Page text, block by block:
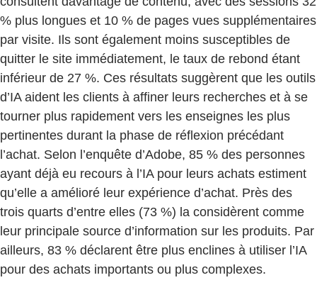
% plus longues et 10 % de pages vues supplémentaires
par visite. Ils sont également moins susceptibles de
quitter le site immédiatement, le taux de rebond étant
inférieur de 27 %. Ces résultats suggèrent que les outils
d’IA aident les clients à affiner leurs recherches et à se
tourner plus rapidement vers les enseignes les plus
pertinentes durant la phase de réflexion précédant
l’achat. Selon l’enquête d’Adobe, 85 % des personnes
ayant déjà eu recours à l’IA pour leurs achats estiment
qu’elle a amélioré leur expérience d’achat. Près des
trois quarts d’entre elles (73 %) la considèrent comme
leur principale source d’information sur les produits. Par
ailleurs, 83 % déclarent être plus enclines à utiliser l’IA
pour des achats importants ou plus complexes.